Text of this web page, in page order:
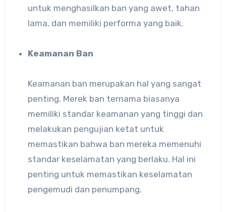
untuk menghasilkan ban yang awet, tahan
lama, dan memiliki performa yang baik.
Keamanan Ban
Keamanan ban merupakan hal yang sangat
penting. Merek ban ternama biasanya
memiliki standar keamanan yang tinggi dan
melakukan pengujian ketat untuk
memastikan bahwa ban mereka memenuhi
standar keselamatan yang berlaku. Hal ini
penting untuk memastikan keselamatan
pengemudi dan penumpang.